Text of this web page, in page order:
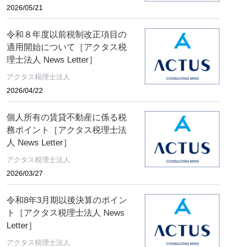
2026/05/21
令和８年度以前税制改正項目の
適用開始について［アクタス税
理士法人 News Letter］
アクタス税理士法人
2026/04/22
個人所有の賃貸不動産に係る税
務ポイント［アクタス税理士法
人 News Letter］
アクタス税理士法人
2026/03/27
令和8年3月期以後決算のポイン
ト［アクタス税理士法人 News
Letter］
アクタス税理士法人